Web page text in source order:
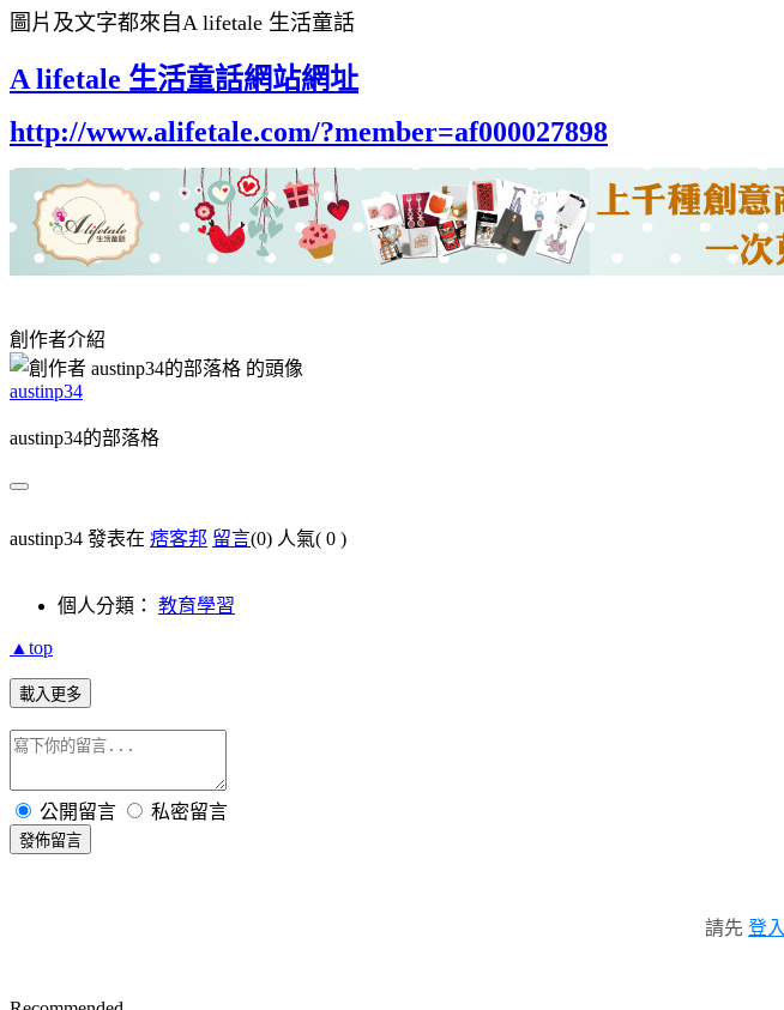
圖片及文字都來自A lifetale 生活童話
A lifetale 生活童話網站網址
http://www.alifetale.com/?member=af000027898
創作者介紹
austinp34
austinp34的部落格
austinp34 發表在 痞客邦 留言(0) 人氣( 0 )
個人分類： 教育學習
▲top
載入更多
公開留言 私密留言
發佈留言
請先 登入